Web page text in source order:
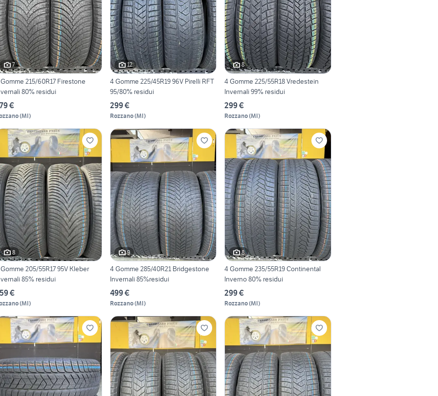
7
215/60R17 Firestone
80% residui
€
(MI)
12
4 Gomme 225/45R19 96V Pirelli RFT
95/80% residui
299 €
Rozzano(MI)
8
4 Gomme 225/55R18 Vredestein
Invernali 99% residui
299 €
Rozzano(MI)
8
205/55R17 95V Kleber
85% residui
€
(MI)
9
4 Gomme 285/40R21 Bridgestone
Invernali 85%residui
499 €
Rozzano(MI)
8
4 Gomme 235/55R19 Continental
Inverno 80% residui
299 €
Rozzano(MI)